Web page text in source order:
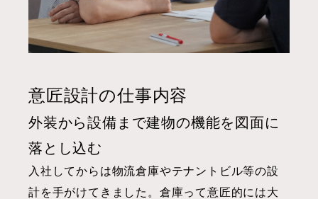
意匠設計の仕事内容
外装から設備まで建物の機能を図面に
落とし込む
入社してからは物流倉庫やテナントビル等の設
計を手がけてきました。倉庫って意匠的には大